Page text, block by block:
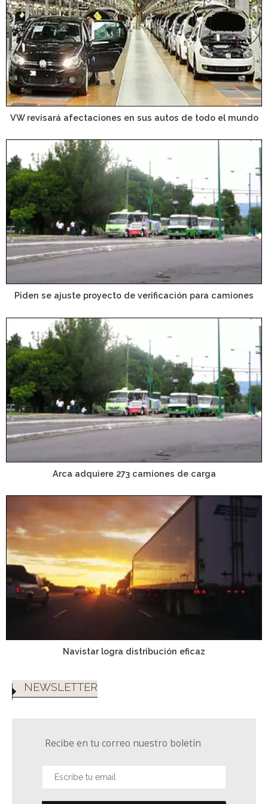
VW revisará afectaciones en sus autos de todo el mundo
Piden se ajuste proyecto de verificación para camiones
Arca adquiere 273 camiones de carga
Navistar logra distribución eficaz
NEWSLETTER
Recibe en tu correo nuestro boletín